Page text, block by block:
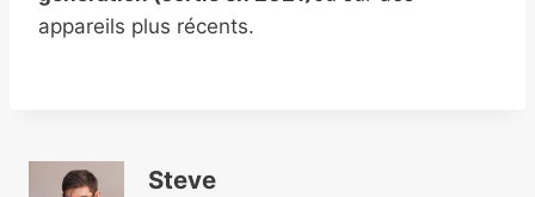
appareils plus récents.
Steve